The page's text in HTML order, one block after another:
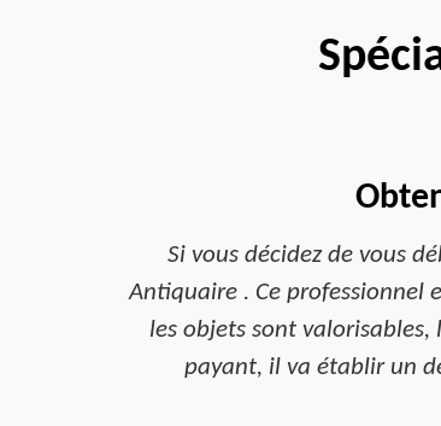
Si vous décidez de vous
Antiquaire . Ce professionnel
les objets sont
payant, il va établir un